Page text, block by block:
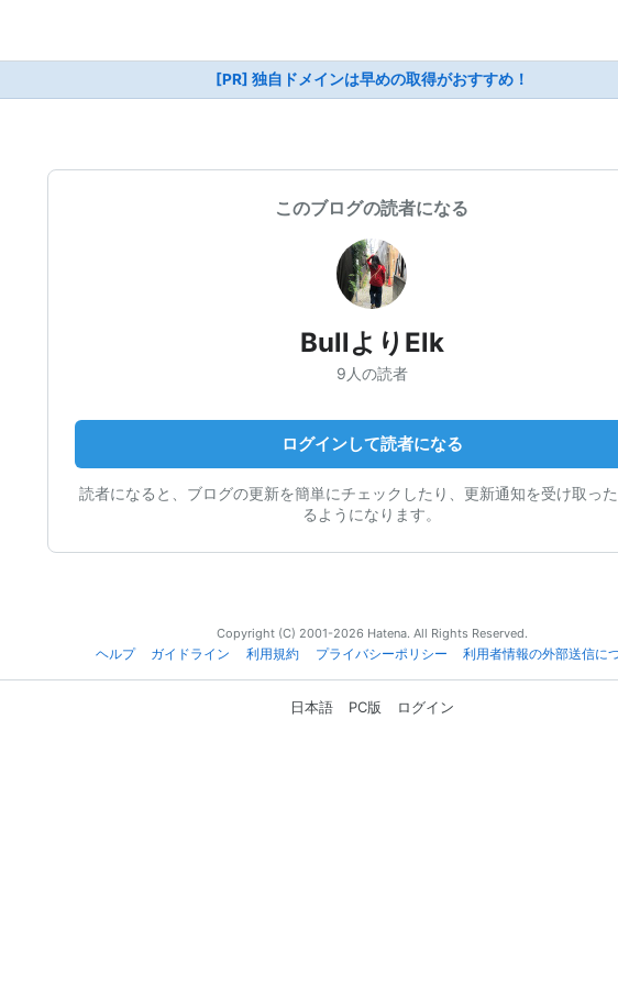
[PR] 独自ドメインは早めの取得がおすすめ！
このブログの読者になる
BullよりElk
9人の読者
ログインして読者になる
読者になると、ブログの更新を簡単にチェックしたり、更新通知を受け取っ
るようになります。
Copyright (C) 2001-2026 Hatena. All Rights Reserved.
ヘルプ
ガイドライン 利用規約 プライバシーポリシー 利用者情報の外部送信に
日本語 PC版 ログイン